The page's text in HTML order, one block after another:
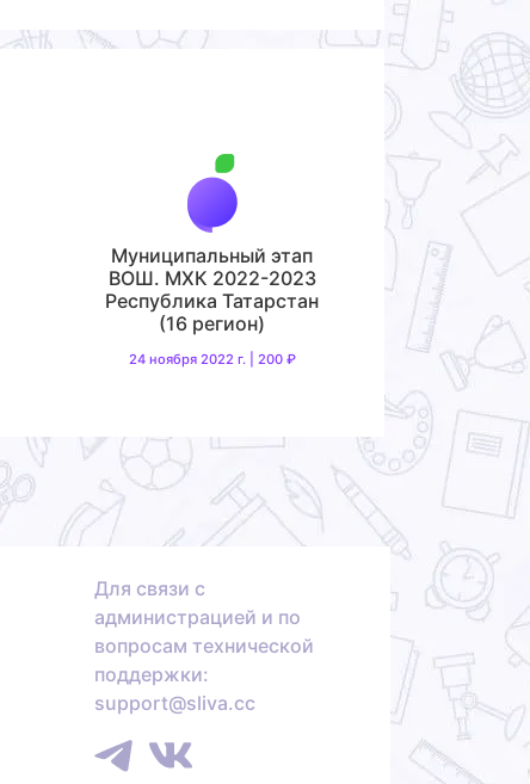
Муниципальный этап
ВОШ. МХК 2022-2023
Республика Татарстан
(16 регион)
24 ноября 2022 г. | 200 ₽
Для связи с
администрацией и по
вопросам технической
поддержки:
support@sliva.cc